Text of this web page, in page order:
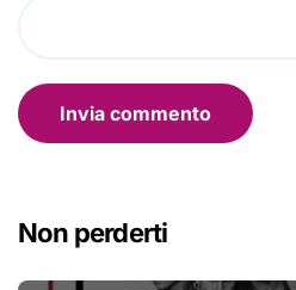
Non perderti